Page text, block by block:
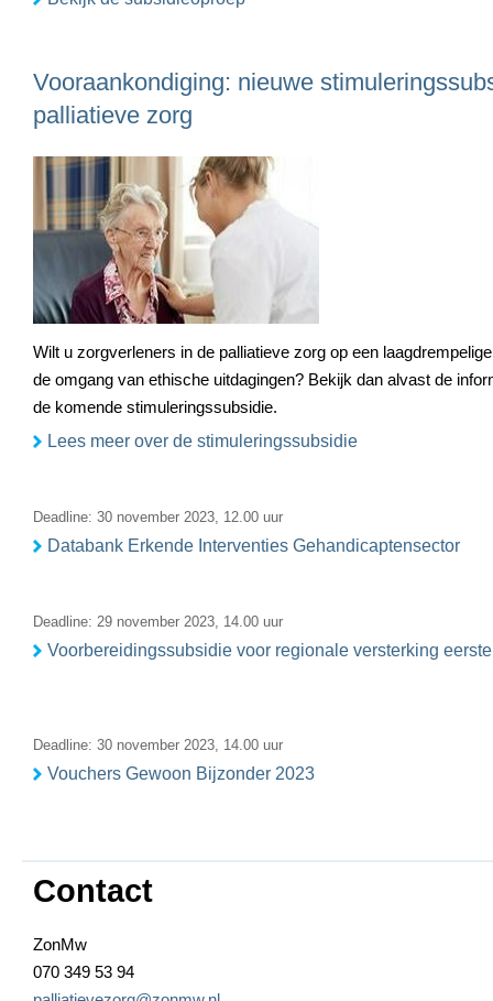
Vooraankondiging: nieuwe
palliatieve zorg
Wilt u zorgverleners in de palliatieve zorg op een
de omgang van ethische uitdagingen? Bekijk dan alvast de
de komende stimuleringssubsidie.
Lees meer over de stimuleringssubsidie
Deadline: 30 november 2023, 12.00 uur
Databank Erkende Interventies Gehandicaptensector
Deadline: 29 november 2023, 14.00 uur
Voorbereidingssubsidie voor regionale versterking
Deadline: 30 november 2023, 14.00 uur
Vouchers Gewoon Bijzonder 2023
Contact
ZonMw
070 349 53 94